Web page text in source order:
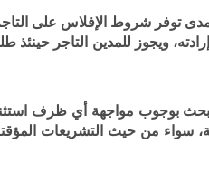
ويجوز للمدين التاجر
بوجوب مواجهة أي ظرف
سواء من حيث التشريعات